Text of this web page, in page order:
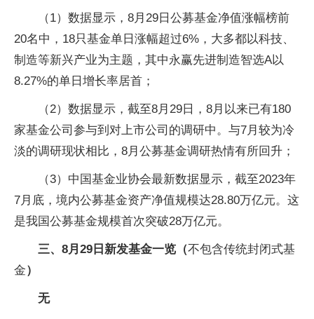
（1）数据显示，8月29日公募基金净值涨幅榜前
20名中，18只基金单日涨幅超过6%，大多都以科技、
制造等新兴产业为主题，其中永赢先进制造智选A以
8.27%的单日增长率居首；
（2）数据显示，截至8月29日，8月以来已有180
家基金公司参与到对上市公司的调研中。与7月较为冷
淡的调研现状相比，8月公募基金调研热情有所回升；
（3）中国基金业协会最新数据显示，截至2023年
7月底，境内公募基金资产净值规模达28.80万亿元。这
是我国公募基金规模首次突破28万亿元。
三、 8月 29 日新发基金一览（不包含传统封闭式基
金）
无